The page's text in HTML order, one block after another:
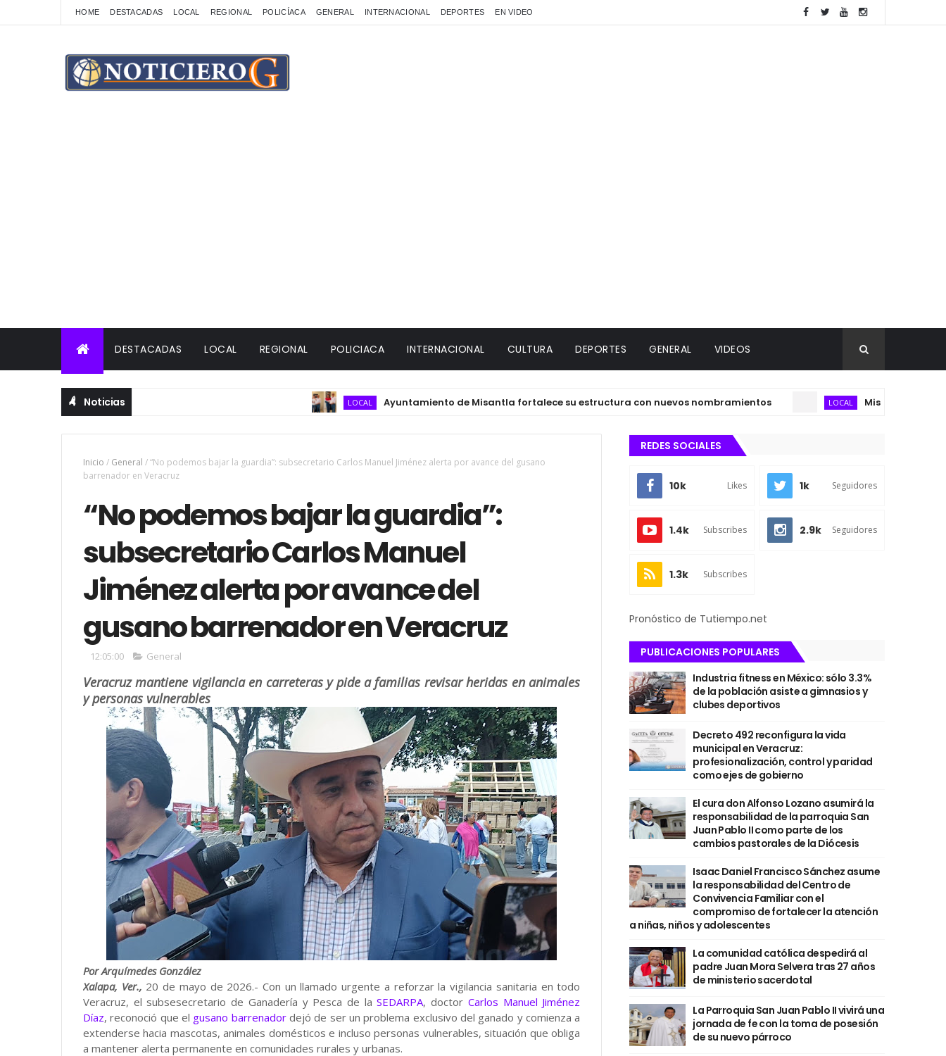
HOME DESTACADAS LOCAL REGIONAL POLICÍACA GENERAL INTERNACIONAL DEPORTES EN VIDEO
DESTACADAS LOCAL REGIONAL POLICIACA INTERNACIONAL CULTURA DEPORTES GENERAL VIDEOS
Noticias LOCAL Ayuntamiento de Misantla fortalece su estructura con nuevos nombramientos Misantla fortalecerá
Inicio / General /“No podemos bajar la guardia”: subsecretario Carlos Manuel Jiménez alerta por avance del gusano
barrenador en Veracruz
“No podemos bajar la guardia”:
subsecretario Carlos Manuel
Jiménez alerta por avance del
gusano barrenador en Veracruz
12:05:00 General
Veracruz mantiene vigilancia en carreteras y pide a familias revisar heridas en animales
y personas vulnerables
Por Arquímedes González
Xalapa, Ver., 20 de mayo de 2026.- Con un llamado urgente a reforzar la vigilancia sanitaria en todo
Veracruz, el subsesecretario de Ganadería y Pesca de laSEDARPA, doctor Carlos Manuel Jiménez
Díaz, reconoció que el gusano barrenadordejó de ser un problema exclusivo del ganado y comienza a
extenderse hacia mascotas, animales domésticos e incluso personas vulnerables, situación que obliga
a mantener alerta permanente en comunidades rurales y urbanas.
REDES SOCIALES
10k Likes 1k Seguidores
1.4k Subscribes 2.9k Seguidores
1.3k Subscribes
Pronóstico de Tutiempo.net
PUBLICACIONES POPULARES
Industria fitness en México: sólo 3.3%
de la población asiste a gimnasios y
clubes deportivos
Decreto 492 reconfigura la vida
municipal en Veracruz:
profesionalización, control y paridad
como ejes de gobierno
El cura don Alfonso Lozano asumirá la
responsabilidad de la parroquia San
Juan Pablo II como parte de los
cambios pastorales de la Diócesis
Isaac Daniel Francisco Sánchez asume
la responsabilidad del Centro de
Convivencia Familiar con el
compromiso de fortalecer la atención
a niñas, niños y adolescentes
La comunidad católica despedirá al
padre Juan Mora Selvera tras 27 años
de ministerio sacerdotal
La Parroquia San Juan Pablo II vivirá una
jornada de fe con la toma de posesión
de su nuevo párroco